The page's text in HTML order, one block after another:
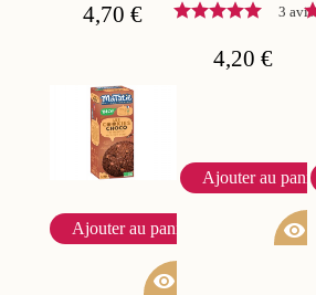
4,70 €
Ajouter au panier
visibility
3 avis
4,20 €
Ajouter au panier
visibility